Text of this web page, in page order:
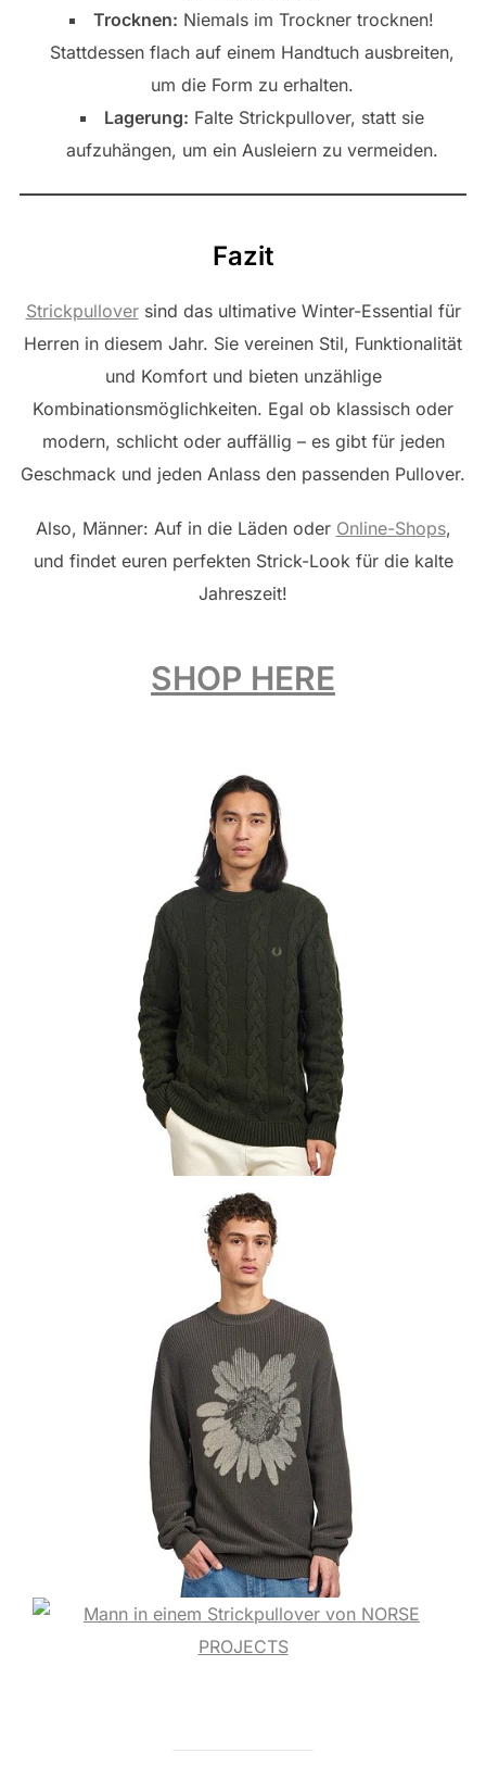
Trocknen: Niemals im Trockner trocknen!
Stattdessen flach auf einem Handtuch ausbreiten,
um die Form zu erhalten.
Lagerung: Falte Strickpullover, statt sie
aufzuhängen, um ein Ausleiern zu vermeiden.
Fazit
Strickpulloversind das ultimative Winter-Essential für
Herren in diesem Jahr. Sie vereinen Stil, Funktionalität
und Komfort und bieten unzählige
Kombinationsmöglichkeiten. Egal ob klassisch oder
modern, schlicht oder auffällig – es gibt für jeden
Geschmack und jeden Anlass den passenden Pullover.
Also, Männer: Auf in die Läden oder Online-Shops,
und findet euren perfekten Strick-Look für die kalte
Jahreszeit!
SHOP HERE